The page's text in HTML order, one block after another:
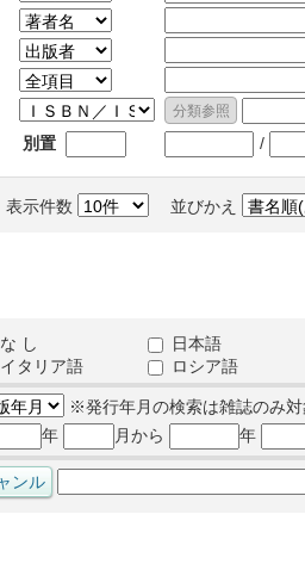
別置 /
表示件数 並びかえ
な し 日本語
イタリア語
ロシア語
※発行年月の検索は雑誌のみ対
年
月から 年